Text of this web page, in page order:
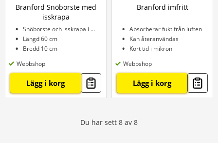
Branford Snöborste med
isskrapa
Snöborste och isskrapa i ett
Längd 60 cm
Bredd 10 cm
Webbshop
Lägg i korg
Branford imfritt
Absorberar fukt från luften
Kan återanvändas
Kort tid i mikron
Webbshop
Lägg i korg
Du har sett 8 av 8